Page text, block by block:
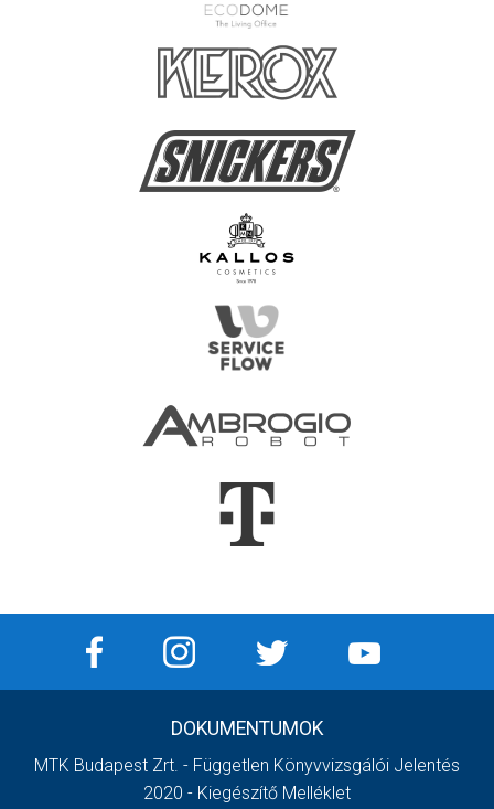
DOKUMENTUMOK
MTK Budapest Zrt. - Független Könyvvizsgálói Jelentés
2020 - Kiegészítő Melléklet